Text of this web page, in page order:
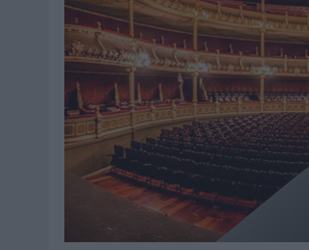
06/08/2026
SIETE DE CADA DIEZ EMPRESAS
06/08/2026
LA TELEVISIÓN SIGUE LIDERANDO EL
06/08/2026 | EL USO DE LA IA GENERATIVA ALCANZA YA
06/08/2026
SYSTEM1 NOMBRA A KIMBERLY BASTONI
06/08/2026 | FRIGO Y UNIQLO LANZAN UNA COLECCIÓN
06/08/2026
LA IA ESTÁ SUBIENDO EL LISTÓN DE LA
05/08/2026 |
BEON WORLDWIDE LANZA RAÍZ URBANA
05/08/2026 | FABRA COMUNICACIÓN INCORPORA A
LOPESAN HOTELS & RESORTS ACERCA EL
05/08/2026 | LUIS ARQUILLOS (BURGO DE ARIAS): “LA